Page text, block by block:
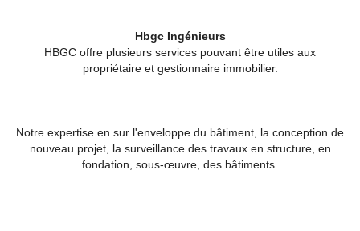
Hbgc Ingénieurs
HBGC offre plusieurs services pouvant être utiles aux
propriétaire et gestionnaire immobilier.
Notre expertise en sur l'enveloppe du bâtiment, la conception de
nouveau projet, la surveillance des travaux en structure, en
fondation, sous-œuvre, des bâtiments.